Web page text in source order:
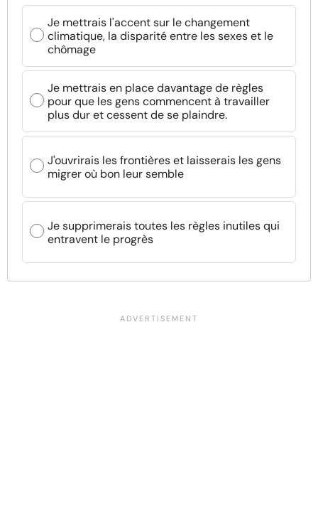
Je mettrais l'accent sur le changement
climatique, la disparité entre les sexes et le
chômage
Je mettrais en place davantage de règles
pour que les gens commencent à travailler
plus dur et cessent de se plaindre.
J'ouvrirais les frontières et laisserais les gens
migrer où bon leur semble
Je supprimerais toutes les règles inutiles qui
entravent le progrès